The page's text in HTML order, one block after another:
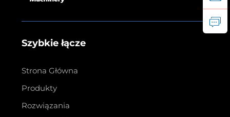
Szybkie łącze
Strona Główna
Produkty
Rozwiązania